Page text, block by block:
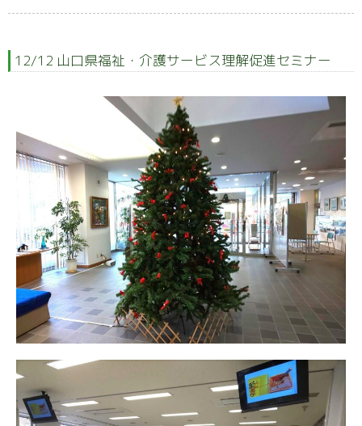
12/12 山口県福祉・介護サービス理解促進セミナー